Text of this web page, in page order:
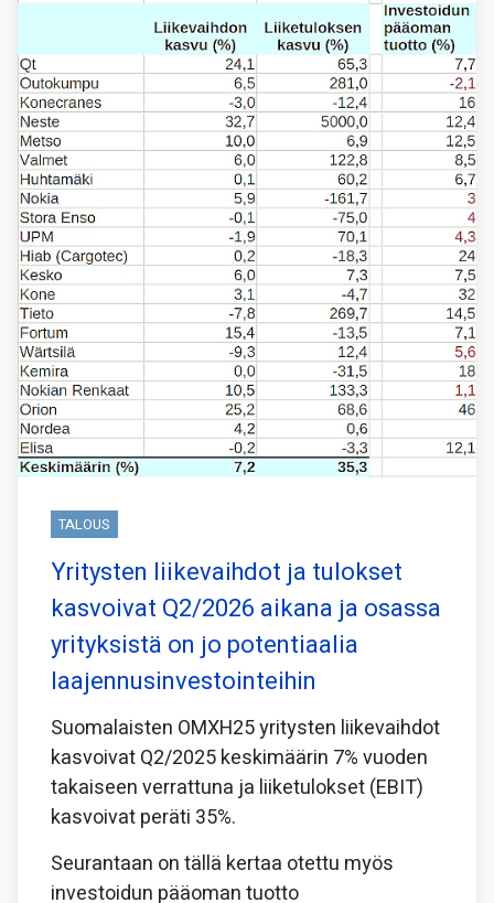
TALOUS
Yritysten liikevaihdot ja tulokset
kasvoivat Q2/2026 aikana ja osassa
yrityksistä on jo potentiaalia
laajennusinvestointeihin
Suomalaisten OMXH25 yritysten liikevaihdot
kasvoivat Q2/2025 keskimäärin 7% vuoden
takaiseen verrattuna ja liiketulokset (EBIT)
kasvoivat peräti 35%.
Seurantaan on tällä kertaa otettu myös
investoidun pääoman tuotto